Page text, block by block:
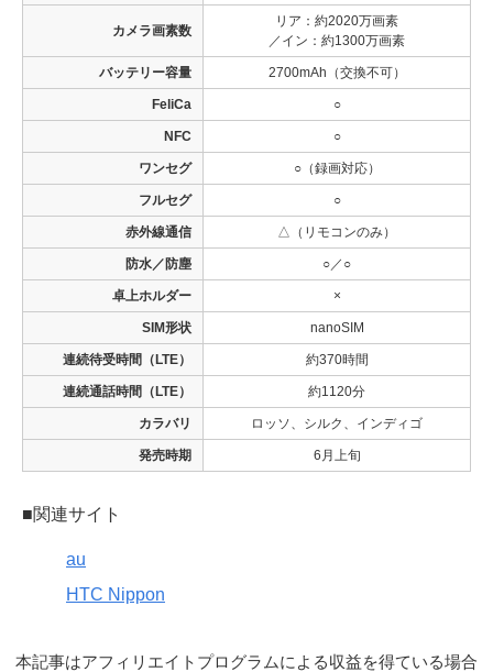
カメラ画素数
リア：約2020万画素
／イン：約1300万画素
バッテリー容量 2700mAh（交換不可）
FeliCa ○
NFC ○
ワンセグ ○（録画対応）
フルセグ ○
赤外線通信 △（リモコンのみ）
防水／防塵 ○／○
卓上ホルダー ×
SIM形状 nanoSIM
連続待受時間（LTE） 約370時間
連続通話時間（LTE） 約1120分
カラバリ ロッソ、シルク、インディゴ
発売時期 6月上旬
■関連サイト
au
HTC Nippon
本記事はアフィリエイトプログラムによる収益を得ている場合